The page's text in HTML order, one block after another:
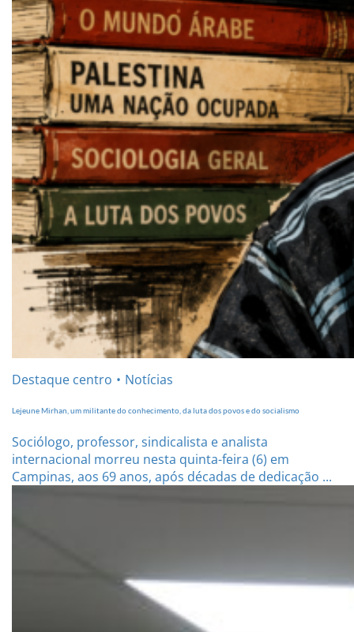
Destaque centro Notícias
Lejeune Mirhan, um militante do conhecimento, da luta dos povos e do socialismo
Sociólogo, professor, sindicalista e analista
internacional morreu nesta quinta-feira (6) em
Campinas, aos 69 anos, após décadas de dedicação ...